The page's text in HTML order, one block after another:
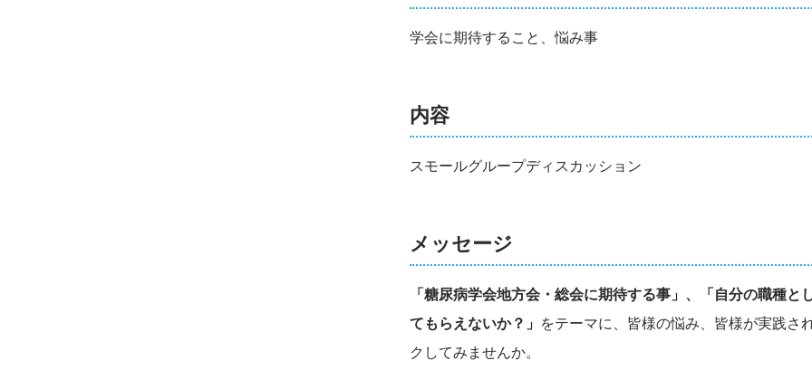
学会に期待すること、悩み事
内容
スモールグループディスカッション
メッセージ
「糖尿病学会地方会・総会に期待する事」、「自分の職種
てもらえないか？」 をテーマに、皆様の悩み、皆様が実践さ
クしてみませんか。